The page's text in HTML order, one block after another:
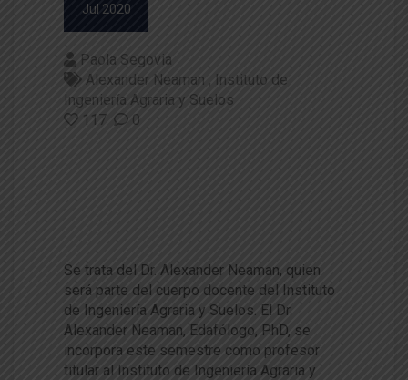
Jul 2020
Paola Segovia
Alexander Neaman
Instituto de
Ingeniería Agraria y Suelos
117
0
Se trata del Dr. Alexander Neaman, quien
será parte del cuerpo docente del Instituto
de Ingeniería Agraria y Suelos. El Dr.
Alexander Neaman, Edafólogo, PhD, se
incorpora este semestre como profesor
titular al Instituto de Ingeniería Agraria y